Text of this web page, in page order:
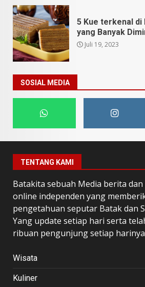
5 Kue terkenal di
yang Banyak
Juli 19, 2023
SOSIAL MEDIA
TENTANG KAMI
Batakita sebuah Media berita
online independen yang
pengetahuan seputar Batak dan
Yang update setiap hari serta
ribuan pengunjung setiap
Wisata
Kuliner